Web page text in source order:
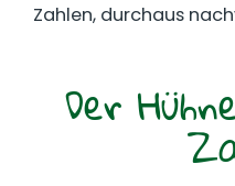
Zahlen, durchaus
Der